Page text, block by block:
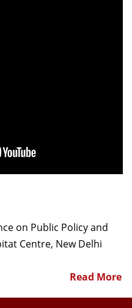
on Public Policy and
Centre, New Delhi
Read More